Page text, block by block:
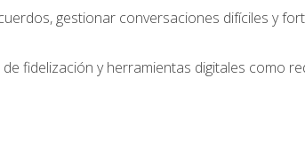
gestionar conversaciones difíciles y
fidelización y herramientas digitales como